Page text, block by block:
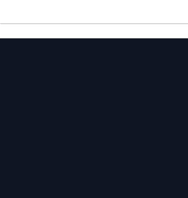
Santos Severino